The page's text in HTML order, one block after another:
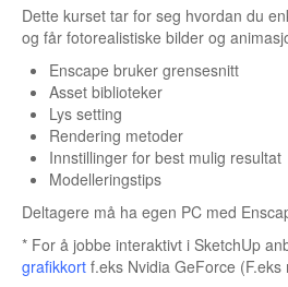
Dette kurset tar for seg hvordan du
og får fotorealistiske bilder og
Enscape bruker grensesnitt
Asset biblioteker
Lys setting
Rendering metoder
Innstillinger for best mulig resultat
Modelleringstips
Deltagere må ha egen PC med
* For å jobbe interaktivt i SketchUp
grafikkort f.eks Nvidia GeForce (F.eks